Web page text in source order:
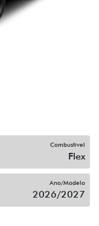
Combustível
Flex
Ano/Modelo
2026/2027